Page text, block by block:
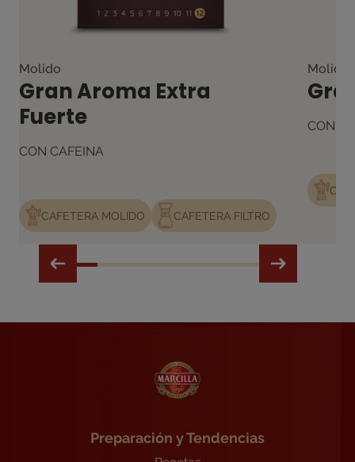
Molido
Gran Aroma Extra
Fuerte
CON CAFEINA
CAFETERA MOLIDO CAFETERA FILTRO
Molido
CON
Preparación y Tendencias